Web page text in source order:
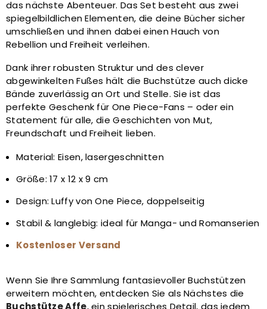
das nächste Abenteuer. Das Set besteht aus zwei
spiegelbildlichen Elementen, die deine Bücher sicher
umschließen und ihnen dabei einen Hauch von
Rebellion und Freiheit verleihen.
Dank ihrer robusten Struktur und des clever
abgewinkelten Fußes hält die Buchstütze auch dicke
Bände zuverlässig an Ort und Stelle. Sie ist das
perfekte Geschenk für One Piece-Fans – oder ein
Statement für alle, die Geschichten von Mut,
Freundschaft und Freiheit lieben.
Material: Eisen, lasergeschnitten
Größe: 17 x 12 x 9 cm
Design: Luffy von One Piece, doppelseitig
Stabil & langlebig: ideal für Manga- und Romanserien
Kostenloser Versand
Wenn Sie Ihre Sammlung fantasievoller Buchstützen
erweitern möchten, entdecken Sie als Nächstes die
Buchstütze Affe, ein spielerisches Detail, das jedem